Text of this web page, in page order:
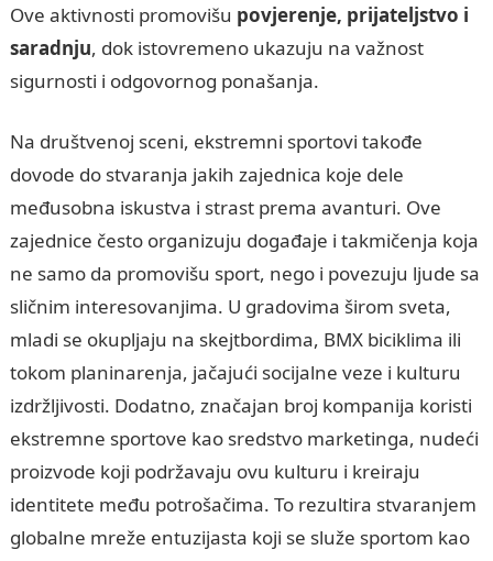
Ove aktivnosti promovišu povjerenje, prijateljstvo i
saradnju, dok istovremeno ukazuju na važnost
sigurnosti i odgovornog ponašanja.
Na društvenoj sceni, ekstremni sportovi takođe
dovode do stvaranja jakih zajednica koje dele
međusobna iskustva i strast prema avanturi. Ove
zajednice često organizuju događaje i takmičenja koja
ne samo da promovišu sport, nego i povezuju ljude sa
sličnim interesovanjima. U gradovima širom sveta,
mladi se okupljaju na skejtbordima, BMX biciklima ili
tokom planinarenja, jačajući socijalne veze i kulturu
izdržljivosti. Dodatno, značajan broj kompanija koristi
ekstremne sportove kao sredstvo marketinga, nudeći
proizvode koji podržavaju ovu kulturu i kreiraju
identitete među potrošačima. To rezultira stvaranjem
globalne mreže entuzijasta koji se služe sportom kao